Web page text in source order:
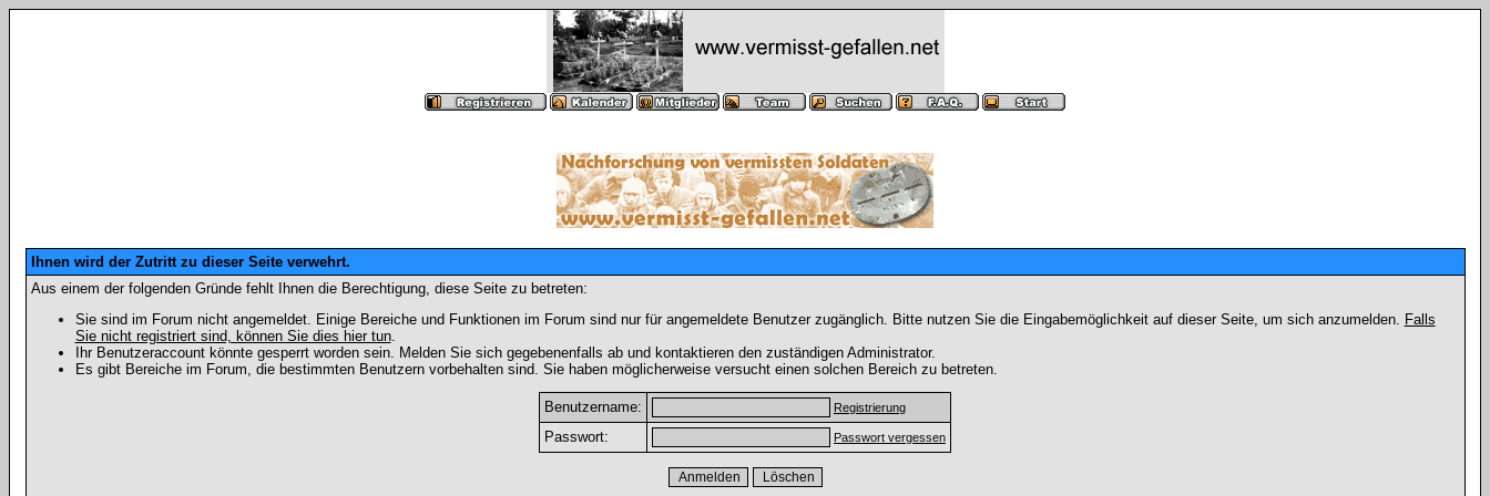
Ihnen wird der Zutritt zu dieser Seite verwehrt.
Aus einem der folgenden Gründe fehlt Ihnen die Berechtigung, diese Seite zu betreten:
Sie sind im Forum nicht angemeldet. Einige Bereiche und Funktionen im Forum sind nur für angemeldete Benutzer zugänglich. Bitte nutzen Sie die Eingabemöglichkeit auf dieser Seite, um sich anzumelden. Falls
Sie nicht registriert sind, können Sie dies hier tun.
Ihr Benutzeraccount könnte gesperrt worden sein. Melden Sie sich gegebenenfalls ab und kontaktieren den zuständigen Administrator.
Es gibt Bereiche im Forum, die bestimmten Benutzern vorbehalten sind. Sie haben möglicherweise versucht einen solchen Bereich zu betreten.
Benutzername: Registrierung
Passwort: Passwort vergessen